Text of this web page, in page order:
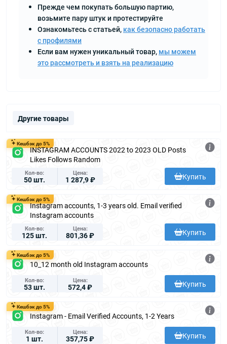
Прежде чем покупать большую партию,
возьмите пару штук и протестируйте
Ознакомьтесь с статьей, как безопасно работать
с профилями
Если вам нужен уникальный товар, мы можем
это рассмотреть и взять на реализацию
Другие товары
Кешбэк до 5%
INSTAGRAM ACCOUNTS 2022 to 2023 OLD Posts
Likes Follows Random
Кол-во
50 шт.
Цена
1 287,9 ₽ Купить
Кешбэк до 5%
Instagram accounts, 1-3 years old. Email verified
Instagram accounts
Кол-во
125 шт.
Цена
801,36 ₽ Купить
Кешбэк до 5%
10_12 month old Instagram accounts
Кол-во
53 шт.
Цена
572,4 ₽ Купить
Кешбэк до 5%
Instagram - Email Verified Accounts, 1-2 Years
Кол-во
1 шт.
Цена
357,75 ₽ Купить